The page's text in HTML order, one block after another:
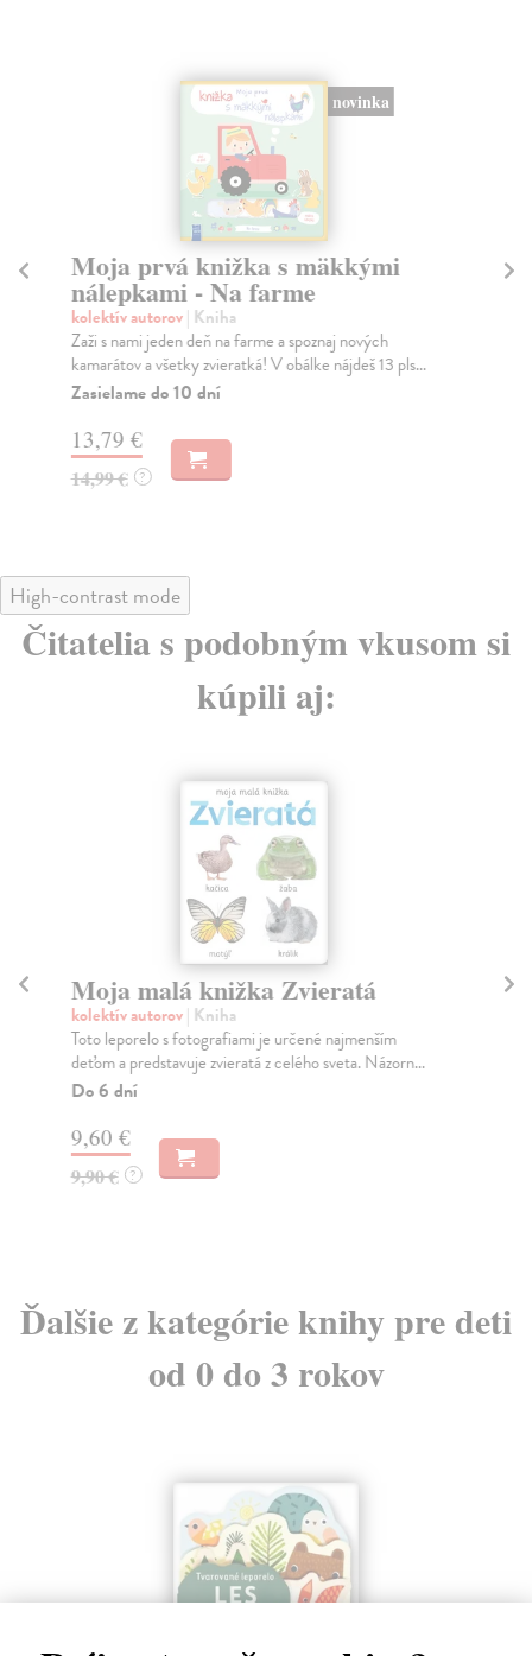
novinka
Moja prvá knižka s mäkkými
nálepkami - Na farme
kolektív autorov| Kniha
Zaži s nami jeden deň na farme a spoznaj nových
kamarátov a všetky zvieratká! V obálke nájdeš 13 pls...
Zasielame do 10 dní
13,79 €
14,99 € ?
High-contrast mode
Čitatelia s podobným vkusom si
kúpili aj:
Moja malá knižka Zvieratá
kolektív autorov| Kniha
Toto leporelo s fotografiami je určené najmenším
deťom a predstavuje zvieratá z celého sveta. Názorn...
Do 6 dní
9,60 €
9,90 € ?
Ďalšie z kategórie knihy pre deti
od 0 do 3 rokov